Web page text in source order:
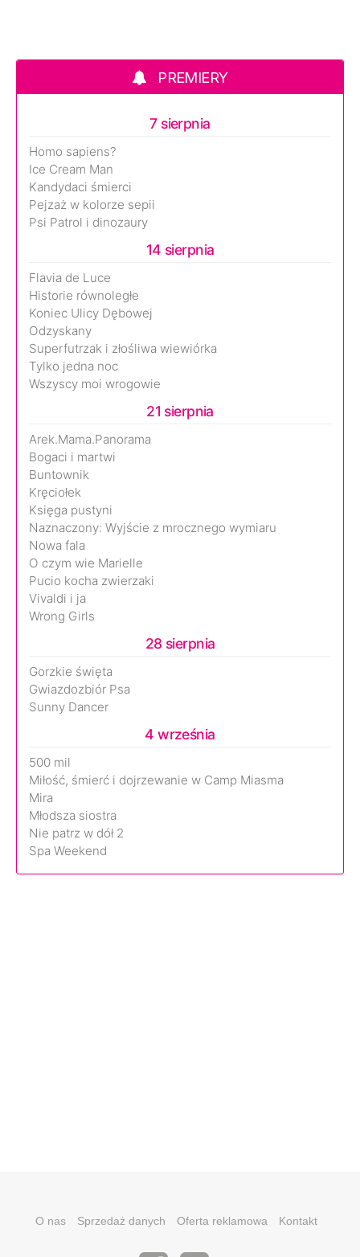
PREMIERY
7 sierpnia
Homo sapiens?
Ice Cream Man
Kandydaci śmierci
Pejzaż w kolorze sepii
Psi Patrol i dinozaury
14 sierpnia
Flavia de Luce
Historie równoległe
Koniec Ulicy Dębowej
Odzyskany
Superfutrzak i złośliwa wiewiórka
Tylko jedna noc
Wszyscy moi wrogowie
21 sierpnia
Arek.Mama.Panorama
Bogaci i martwi
Buntownik
Kręciołek
Księga pustyni
Naznaczony: Wyjście z mrocznego wymiaru
Nowa fala
O czym wie Marielle
Pucio kocha zwierzaki
Vivaldi i ja
Wrong Girls
28 sierpnia
Gorzkie święta
Gwiazdozbiór Psa
Sunny Dancer
4 września
500 mil
Miłość, śmierć i dojrzewanie w Camp Miasma
Mira
Młodsza siostra
Nie patrz w dół 2
Spa Weekend
O nas Sprzedaż danych Oferta reklamowa Kontakt